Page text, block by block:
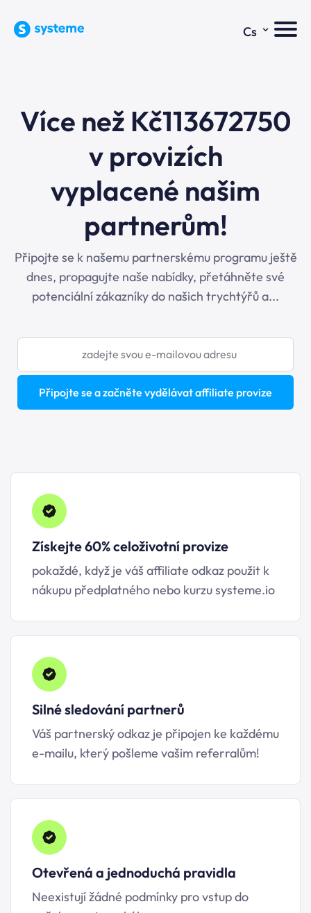
Cs ⌄
Více než Kč113672750
v provizích
vyplacené našim
partnerům!
Připojte se k našemu partnerskému programu ještě
dnes, propagujte naše nabídky, přetáhněte své
potenciální zákazníky do našich trychtýřů a...
Připojte se a začněte vydělávat affiliate provize
Získejte 60% celoživotní provize
pokaždé, když je váš affiliate odkaz použit k
nákupu předplatného nebo kurzusysteme.io
Silné sledování partnerů
Váš partnerský odkaz je připojen ke každému
e-mailu, který pošleme vašim referralům!
Otevřená a jednoduchá pravidla
Neexistují žádné podmínky pro vstup do